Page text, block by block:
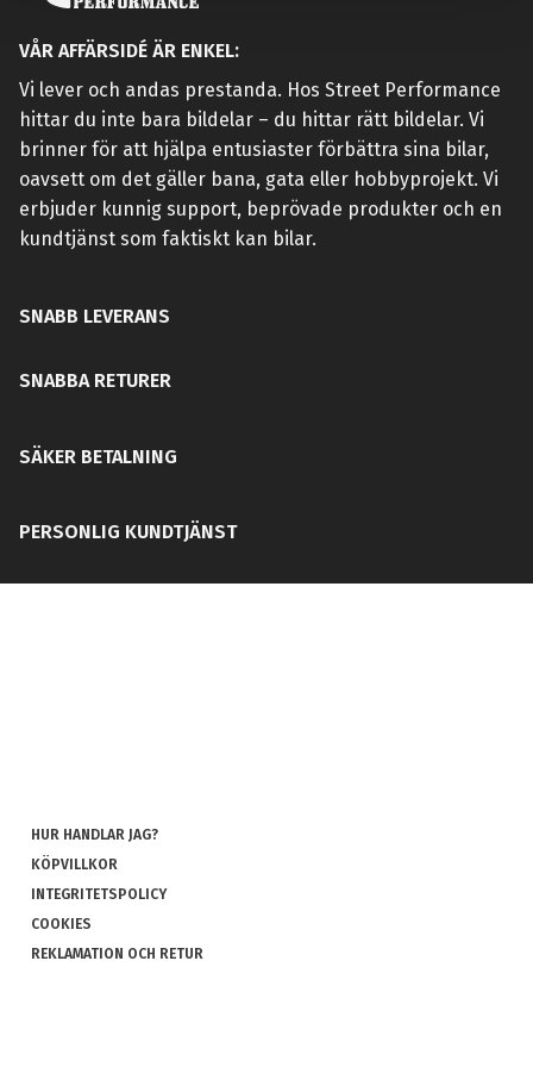
VÅR AFFÄRSIDÉ ÄR ENKEL:
Vi lever och andas prestanda. Hos Street Performance
hittar du inte bara bildelar – du hittar rätt bildelar. Vi
brinner för att hjälpa entusiaster förbättra sina bilar,
oavsett om det gäller bana, gata eller hobbyprojekt. Vi
erbjuder kunnig support, beprövade produkter och en
kundtjänst som faktiskt kan bilar.
SNABB LEVERANS
SNABBA RETURER
SÄKER BETALNING
PERSONLIG KUNDTJÄNST
HUR HANDLAR JAG?
KÖPVILLKOR
INTEGRITETSPOLICY
COOKIES
REKLAMATION OCH RETUR